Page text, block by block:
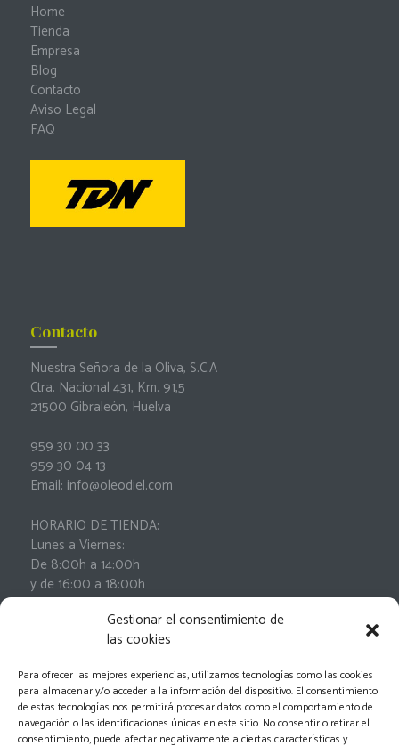
Gestionar el consentimiento de
las cookies
Para ofrecer las mejores experiencias, utilizamos tecnologías como las cookies
para almacenar y/o acceder a la información del dispositivo. El consentimiento
de estas tecnologías nos permitirá procesar datos como el comportamiento de
navegación o las identificaciones únicas en este sitio. No consentir o retirar el
consentimiento, puede afectar negativamente a ciertas características y
Home
Tienda
Empresa
Blog
Contacto
Aviso Legal
FAQ
Contacto
Nuestra Señora de la Oliva, S.C.A
Ctra. Nacional 431, Km. 91,5
21500 Gibraleón, Huelva
959 30 00 33
959 30 04 13
Email: info@oleodiel.com
HORARIO DE TIENDA:
Lunes a Viernes:
De 8:00h a 14:00h
y de 16:00 a 18:00h
Sábados:
De 9:00h a 13:00h